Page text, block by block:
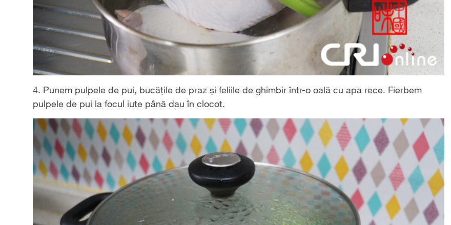
4. Punem pulpele de pui, bucățile de praz și feliile de ghimbir într-o oală cu apa rece. Fierbem
pulpele de pui la focul iute până dau în clocot.